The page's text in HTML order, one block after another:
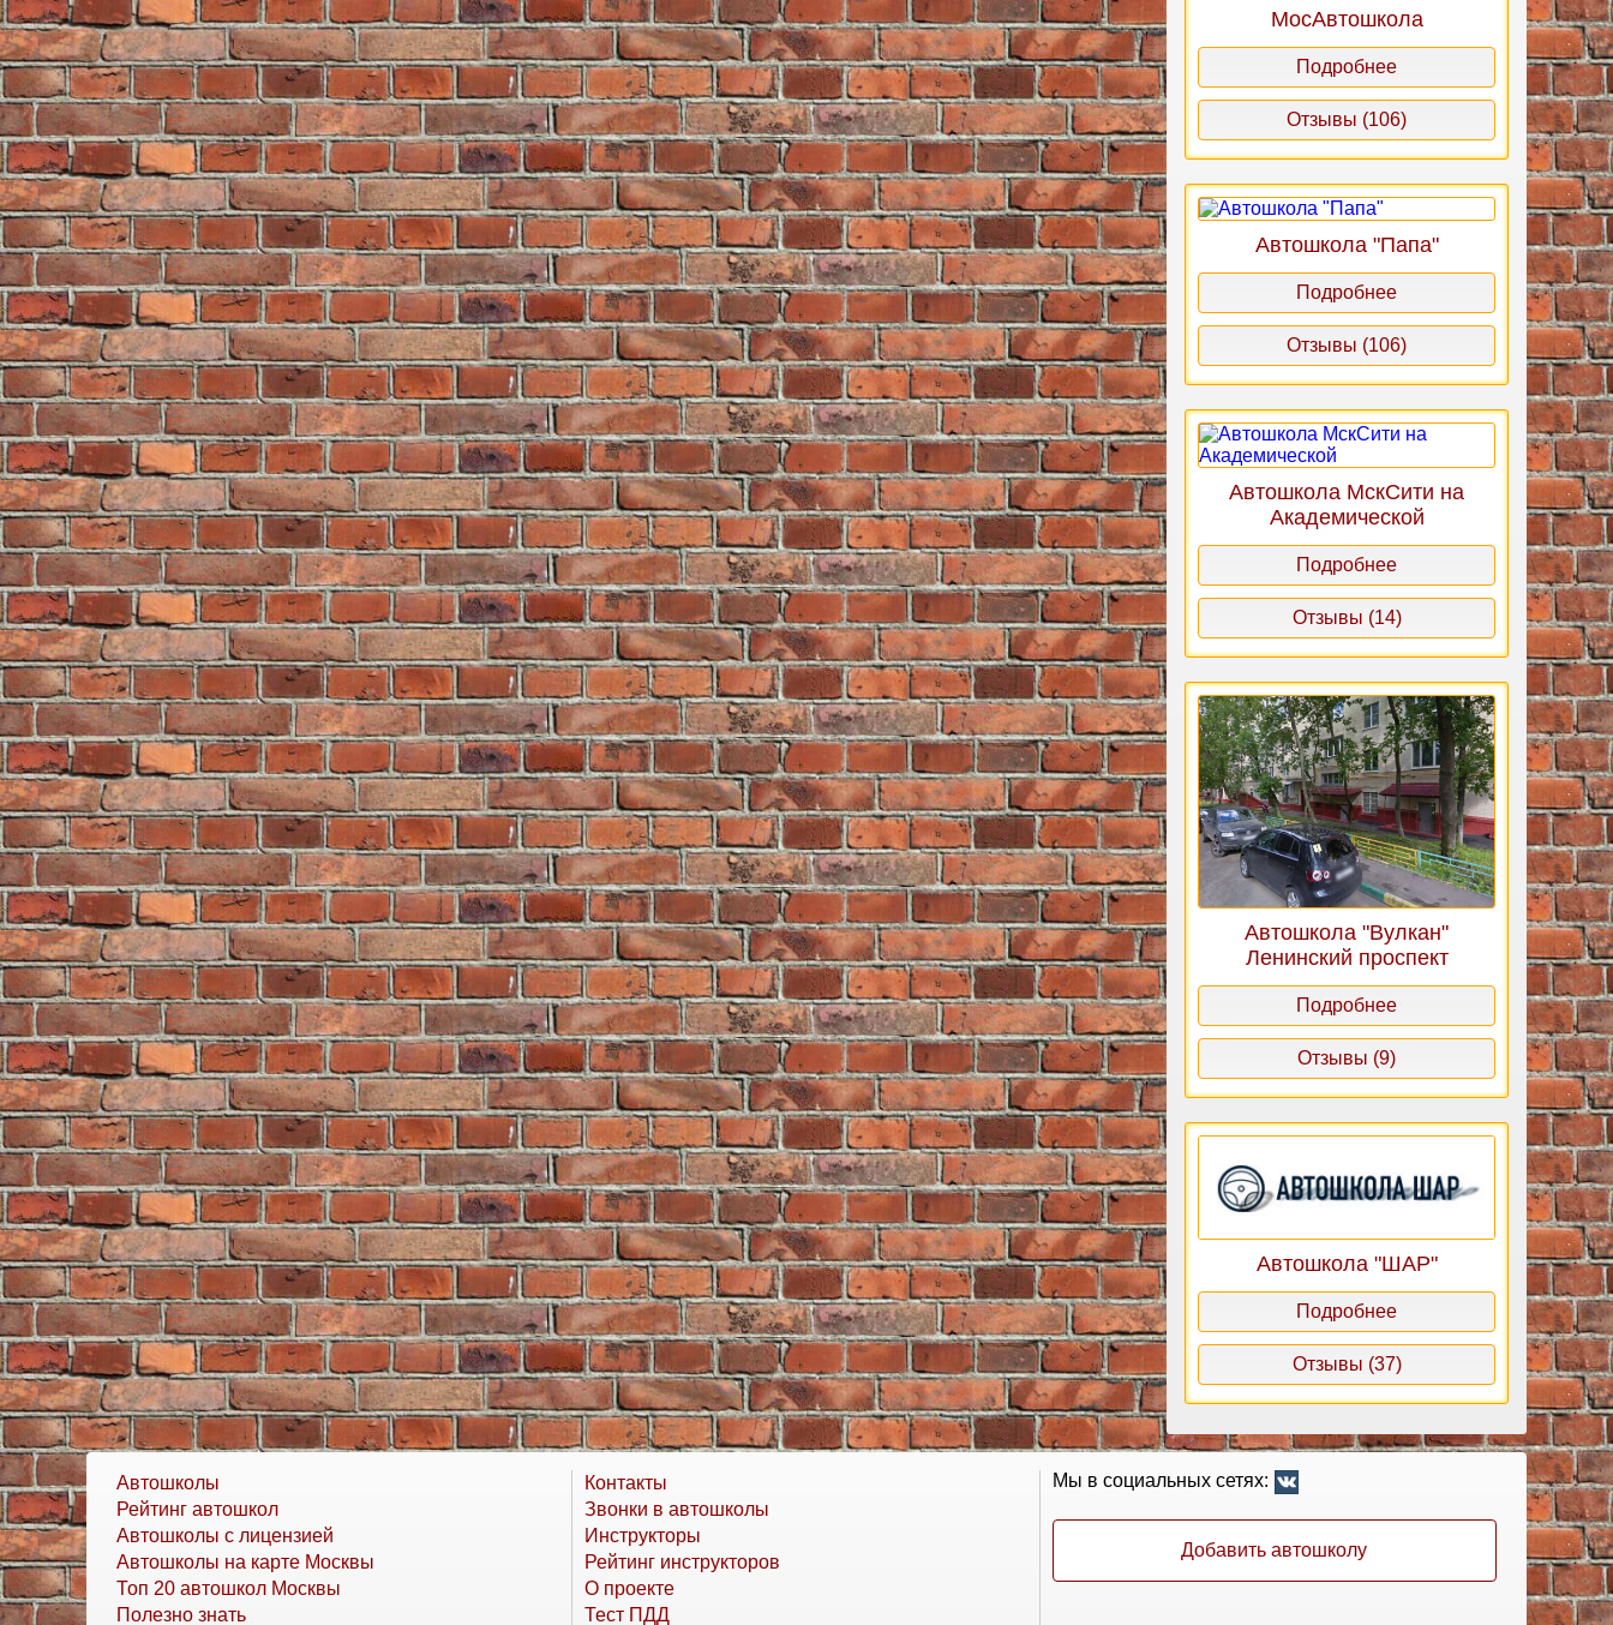
МосАвтошкола
Подробнее
Отзывы (106)
Автошкола "Папа"
Подробнее
Отзывы (106)
Автошкола МскСити на
Академической
Подробнее
Отзывы (14)
Автошкола "Вулкан"
Ленинский проспект
Подробнее
Отзывы (9)
Автошкола "ШАР"
Подробнее
Отзывы (37)
Автошколы
Рейтинг автошкол
Автошколы с лицензией
Автошколы на карте Москвы
Топ 20 автошкол Москвы
Полезно знать
Контакты
Звонки в автошколы
Инструкторы
Рейтинг инструкторов
О проекте
Тест ПДД
Мы в социальных сетях:
Добавить автошколу